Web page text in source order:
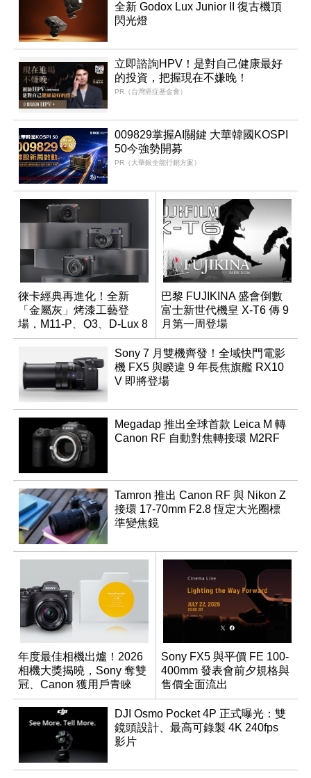
全新 Godox Lux Junior II 復古機頂
閃光燈
立即諮詢HPV！是對自己健康最好
的投資，把握現在不嫌晚！
PR（台灣癌症基金會）
009829掌握AI關鍵 大華韓國KOSPI
50今強勢開募
PR（大華銀全能行銷方案）
徠卡經典再進化！全新
「金屬灰」烤漆工藝登
場，M11-P、Q3、D-Lux 8
領銜換裝
巴黎 FUJIKINA 盛會倒數
富士新世代機皇 X-T6 傳 9
月第一周登場
Sony 7 月雙機齊發！全域快門電影
機 FX5 與睽違 9 年長焦旗艦 RX10
V 即將登場
Megadap 推出全球首款 Leica M 轉
Canon RF 自動對焦轉接環 M2RF
Tamron 推出 Canon RF 與 Nikon Z
接環 17-70mm F2.8 恆定大光圈標
準變焦鏡
年度最佳相機出爐！2026
相機大獎揭曉，Sony 奪雙
冠、Canon 獲用戶青睞
Sony FX5 與平價 FE 100-
400mm 發表會前夕規格與
售價全面流出
DJI Osmo Pocket 4P 正式曝光：雙
鏡頭設計、最高可錄製 4K 240fps
影片